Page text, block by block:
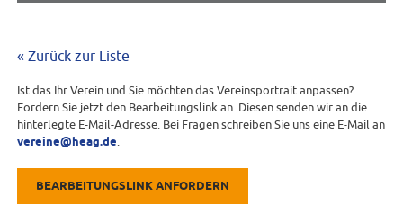
« Zurück zur Liste
Ist das Ihr Verein und Sie möchten das Vereinsportrait anpassen?
Fordern Sie jetzt den Bearbeitungslink an. Diesen senden wir an die
hinterlegte E-Mail-Adresse. Bei Fragen schreiben Sie uns eine E-Mail an
vereine@heag.de.
BEARBEITUNGSLINK ANFORDERN